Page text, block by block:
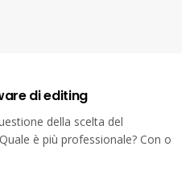
di editing
della scelta del
è più professionale? Con o